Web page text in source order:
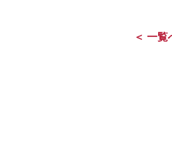
＜ 一覧